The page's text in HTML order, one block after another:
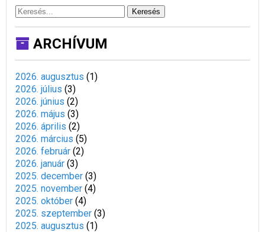
Keresés
ARCHÍVUM
2026. augusztus (1)
2026. július (3)
2026. június (2)
2026. május (3)
2026. április (2)
2026. március (5)
2026. február (2)
2026. január (3)
2025. december (3)
2025. november (4)
2025. október (4)
2025. szeptember (3)
2025. augusztus (1)